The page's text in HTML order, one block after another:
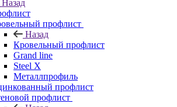
Назад
профлист
Назад
Кровельный профлист
Grand line
Steel X
Металлпрофиль
профлист
профлист